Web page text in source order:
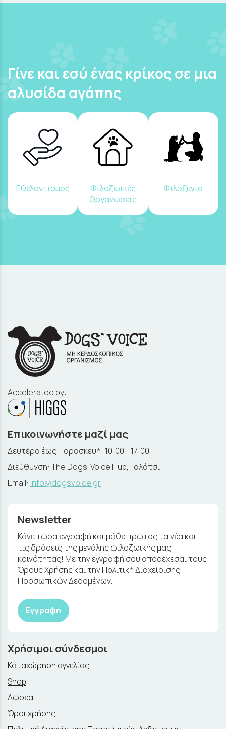
Γίνε και εσύ ένας κρίκος σε μια
αλυσίδα αγάπης
Εθελοντισμός
Φιλοζωικές
Οργανώσεις
Φιλοξενία
Accelerated by:
Επικοινωνήστε μαζί μας
Δευτέρα έως Παρασκευή: 10:00 - 17:00
Διεύθυνση: The Dogs' Voice Hub, Γαλάτσι
Email: info@dogsvoice.gr
Newsletter
Κάνε τώρα εγγραφή και μάθε πρώτος τα νέα και
τις δράσεις της μεγάλης φιλοζωικής μας
κοινότητας! Με την εγγραφή σου αποδέχεσαι τους
Όρους Χρήσης και την Πολιτική Διαχείρισης
Προσωπικών Δεδομένων.
Εγγραφή
Χρήσιμοι σύνδεσμοι
Καταχώρηση αγγελίας
Shop
Δωρεά
Όροι χρήσης